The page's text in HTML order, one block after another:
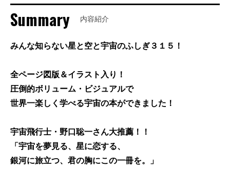
Summary 内容紹介
みんな知らない星と空と宇宙のふしぎ３１５！
全ページ図版＆イラスト入り！
圧倒的ボリューム・ビジュアルで
世界一楽しく学べる宇宙の本ができました！
宇宙飛行士・野口聡一さん大推薦！！
「宇宙を夢見る、星に恋する、
銀河に旅立つ、君の胸にこの一冊を。」